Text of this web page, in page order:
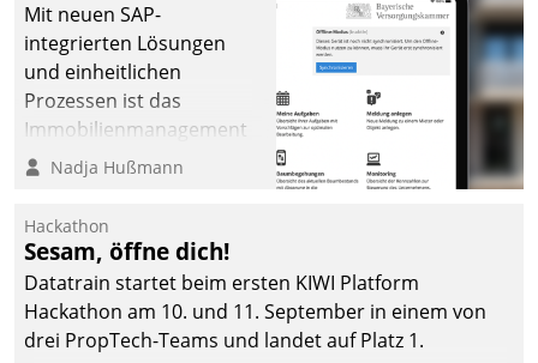
Mit neuen SAP-
integrierten Lösungen
und einheitlichen
Prozessen ist das
Immobilienmanagement
der Bayerischen
Ressort Kapitalanlage für
künftige Aufgaben und
Herausforderungen
gerüstet.
Nadja Hußmann
Hackathon
Sesam, öffne dich!
Datatrain startet beim ersten KIWI Platform
Hackathon am 10. und 11. September in einem von
drei PropTech-Teams und landet auf Platz 1.